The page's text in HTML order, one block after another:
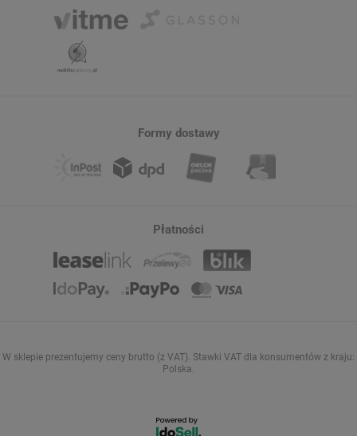
Formy dostawy
Płatności
W sklepie prezentujemy ceny brutto (z VAT). Stawki VAT dla konsumentów z kraju:
Polska.